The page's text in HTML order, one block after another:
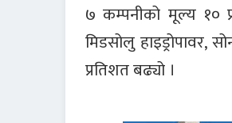
७ कम्पनीको मूल्य १०
मिडसोलु हाइड्रोपावर,
प्रतिशत बढ्यो ।